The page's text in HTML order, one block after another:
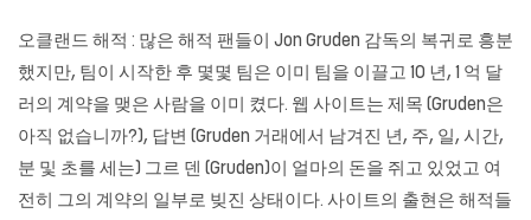
오클랜드 해적 : 많은 해적 팬들이 Jon Gruden 감독의 복귀로 흥분
했지만, 팀이 시작한 후 몇몇 팀은 이미 팀을 이끌고 10 년, 1 억 달
러의 계약을 맺은 사람을 이미 켰다. 웹 사이트는 제목 (Gruden은
아직 없습니까?), 답변 (Gruden 거래에서 남겨진 년, 주, 일, 시간,
분 및 초를 세는) 그르 덴 (Gruden)이 얼마의 돈을 쥐고 있었고 여
전히 그의 계약의 일부로 빚진 상태이다. 사이트의 출현은 해적들